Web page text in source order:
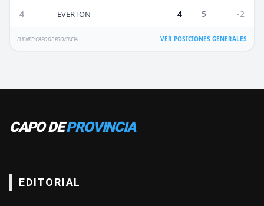
4 EVERTON 4 5 -2
FUENTE: CAPO DE PROVINCIA VER POSICIONES GENERALES
CAPO DEPROVINCIA
EDITORIAL